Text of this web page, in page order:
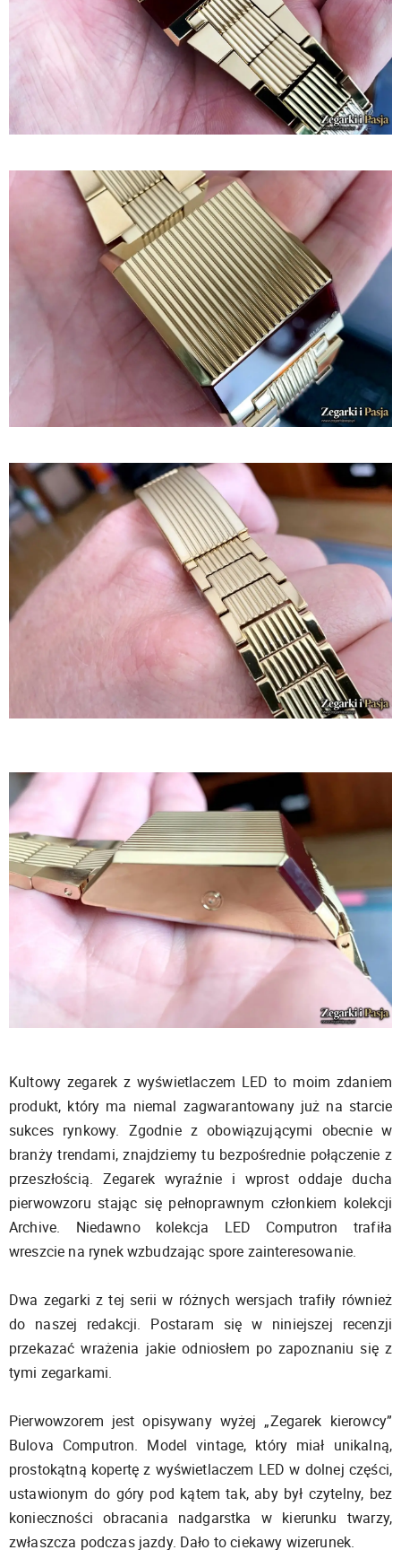
Kultowy zegarek z wyświetlaczem LED to moim zdaniem
produkt, który ma niemal zagwarantowany już na starcie
sukces rynkowy. Zgodnie z obowiązującymi obecnie w
branży trendami, znajdziemy tu bezpośrednie połączenie z
przeszłością. Zegarek wyraźnie i wprost oddaje ducha
pierwowzoru stając się pełnoprawnym członkiem kolekcji
Archive. Niedawno kolekcja LED Computron trafiła
wreszcie na rynek wzbudzając spore zainteresowanie.
Dwa zegarki z tej serii w różnych wersjach trafiły również
do naszej redakcji. Postaram się w niniejszej recenzji
przekazać wrażenia jakie odniosłem po zapoznaniu się z
tymi zegarkami.
Pierwowzorem jest opisywany wyżej „Zegarek kierowcy”
Bulova Computron. Model vintage, który miał unikalną,
prostokątną kopertę z wyświetlaczem LED w dolnej części,
ustawionym do góry pod kątem tak, aby był czytelny, bez
konieczności obracania nadgarstka w kierunku twarzy,
zwłaszcza podczas jazdy. Dało to ciekawy wizerunek.